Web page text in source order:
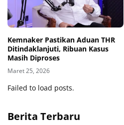
Kemnaker Pastikan Aduan THR
Ditindaklanjuti, Ribuan Kasus
Masih Diproses
Maret 25, 2026
Failed to load posts.
Berita Terbaru